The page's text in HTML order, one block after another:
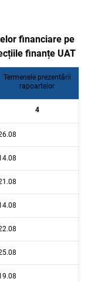
financiare pe
finanțe UAT
Termenele prezentării
rapoartelor
4